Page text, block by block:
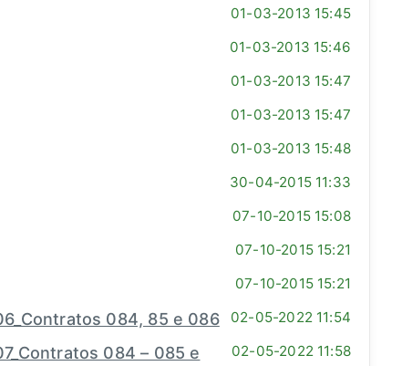
01-03-2013 15:45
01-03-2013 15:46
01-03-2013 15:47
01-03-2013 15:47
01-03-2013 15:48
30-04-2015 11:33
07-10-2015 15:08
07-10-2015 15:21
07-10-2015 15:21
084, 85 e 086 02-05-2022 11:54
084 – 085 e
02-05-2022 11:58